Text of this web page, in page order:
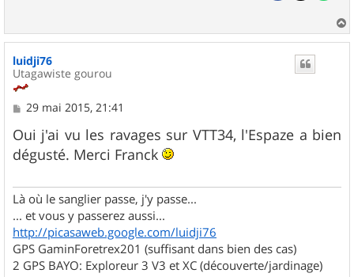
a
luidji76
Utagawiste gourou
M
s
s
a
29 mai 2015, 21:41
Oui j'ai vu les ravages sur VTT34, l'Espaze a bien
dégusté. Merci Franck
Là où le sanglier passe, j'y passe...
... et vous y passerez aussi...
http://picasaweb.google.com/luidji76
GPS GaminForetrex201 (suffisant dans bien des cas)
2 GPS BAYO: Exploreur 3 V3 et XC (découverte/jardinage)